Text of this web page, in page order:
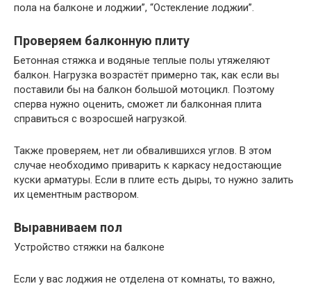
пола на балконе и лоджии”, “Остекление лоджии”.
Проверяем балконную плиту
Бетонная стяжка и водяные теплые полы утяжеляют
балкон. Нагрузка возрастёт примерно так, как если вы
поставили бы на балкон большой мотоцикл. Поэтому
сперва нужно оценить, сможет ли балконная плита
справиться с возросшей нагрузкой.
Также проверяем, нет ли обвалившихся углов. В этом
случае необходимо приварить к каркасу недостающие
куски арматуры. Если в плите есть дыры, то нужно залить
их цементным раствором.
Выравниваем пол
Устройство стяжки на балконе
Если у вас лоджия не отделена от комнаты, то важно,